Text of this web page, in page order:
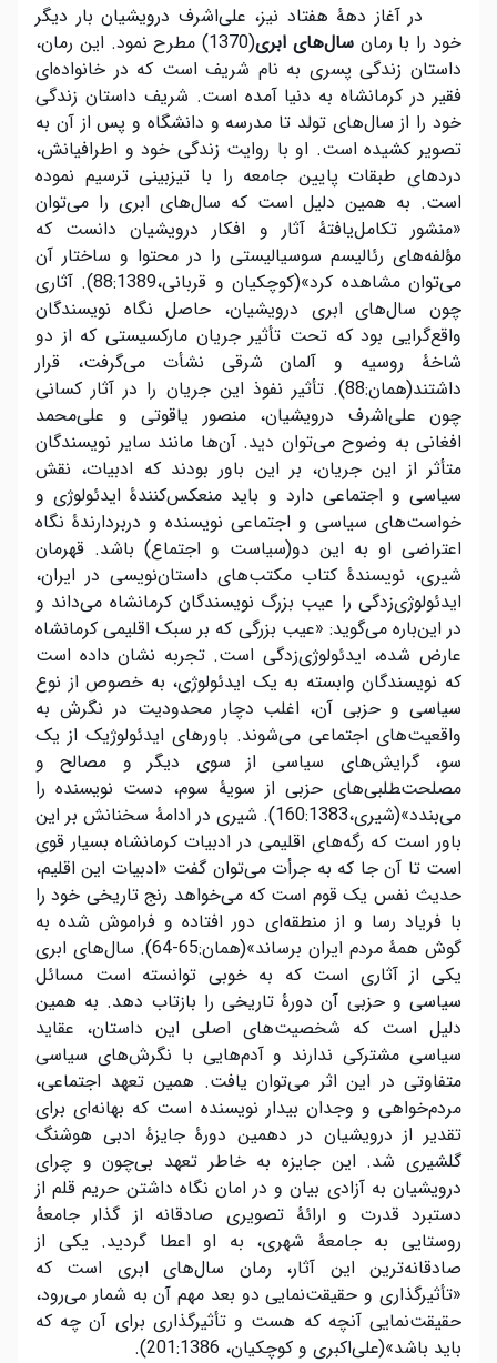
در آغاز دهۀ هفتاد نیز، علی‌اشرف درویشیان بار دیگر
خود را با رمانسالهای ابری
(1370) مطرح نمود. این رمان،
داستان زندگی پسری به نام شریف است که در خانواده‌ای
فقیر در کرمانشاه به دنیا آمده است. شریف داستان زندگی
خود را از سال‌های تولد تا مدرسه و دانشگاه و پس از آن به
تصویر کشیده است. او با روایت زندگی خود و اطرافیانش،
دردهای طبقات پایین جامعه را با تیزبینی ترسیم نموده
است. به همین دلیل است که سال‌های ابری را می‌توان
«‌منشور تکامل‌یافتۀ آثار و افکار درویشیان دانست که
مؤلفه‌های رئالیسم سوسیالیستی را در محتوا و ساختار آن
می‌توان مشاهده کرد»(کوچکیان و قربانی،88:1389). آثاری
چون سال‌های ابری درویشیان، حاصل نگاه نویسندگان
واقع‌گرایی بود که تحت تأثیر جریان مارکسیستی که از دو
شاخۀ روسیه و آلمان شرقی نشأت می‌گرفت، قرار
داشتند‌(همان:88). تأثیر نفوذ این جریان را در آثار کسانی
چون علی‌اشرف درویشیان، منصور یاقوتی و علی‌محمد
افغانی به وضوح می‌توان دید. آن‌ها مانند سایر نویسندگان
متأثر از این جریان، بر این باور بودند که ادبیات، نقش
سیاسی و اجتماعی دارد و باید منعکس‌کنندۀ ایدئولوژی و
خواست‌های سیاسی و اجتماعی نویسنده و دربردارندۀ نگاه
اعتراضی او به این دو(سیاست و اجتماع) باشد. قهرمان
شیری، نویسندۀ کتاب مکتب‌های داستان‌نویسی در ایران،
ایدئولوژی‌زدگی را عیب بزرگ نویسندگان کرمانشاه می‌داند و
در این‌باره می‌گوید: «‌‌عیب بزرگی که بر سبک اقلیمی کرمانشاه
عارض شده، ایدئولوژی‌زدگی است. تجربه نشان داده است
که نویسندگان وابسته به یک ایدئولوژی، به خصوص از نوع
سیاسی و حزبی آن، اغلب دچار محدودیت در نگرش به
واقعیت‌های اجتماعی می‌شوند. باورهای ایدئولوژیک از یک
سو، گرایش‌های سیاسی از سوی دیگر و مصالح و
مصلحت‌‍طلبی‌های حزبی از سویۀ سوم، دست نویسنده را
می‌بندد»(شیری،‌160:1383). شیری در ادامۀ سخنانش بر این
باور است که رگه‌های اقلیمی در ادبیات کرمانشاه بسیار قوی
است تا آن جا که به جرأت می‌توان گفت «‌ادبیات این اقلیم،
حدیث نفس یک قوم است که می‌خواهد رنج تاریخی خود را
با فریاد رسا و از منطقه‌ای دور افتاده و فراموش شده به
گوش همۀ مردم ایران برساند»(همان:65-64). سال‌های ابری
یکی از آثاری است که به خوبی توانسته است مسائل
سیاسی و حزبی آن دورۀ تاریخی را بازتاب دهد. به همین
دلیل است که شخصیت‌های اصلی این داستان، عقاید
سیاسی مشترکی ندارند و آدم‌هایی با نگرش‌های سیاسی
متفاوتی در این اثر می‌توان یافت. همین تعهد اجتماعی،
مردم‌خواهی و وجدان بیدار نویسنده است که بهانه‌ای برای
تقدیر از درویشیان در دهمین دورۀ جایزۀ ادبی هوشنگ
گلشیری شد. این جایزه به خاطر تعهد بی‌چون و چرای
درویشیان به آزادی بیان و در امان نگاه داشتن حریم قلم از
دستبرد قدرت و ارائۀ تصویری صادقانه از گذار جامعۀ
روستایی به جامعۀ شهری، به او اعطا گردید. یکی از
صادقانه‌ترین این آثار، رمان سال‌های ابری است که
«تأثیر‌گذاری و حقیقت‌نمایی دو بعد مهم آن به شمار می‌رود،
حقیقت‌نمایی آنچه که هست و تأثیر‌گذاری برای آن چه که
باید باشد»(علی‌اکبری و کوچکیان، 201:1386).